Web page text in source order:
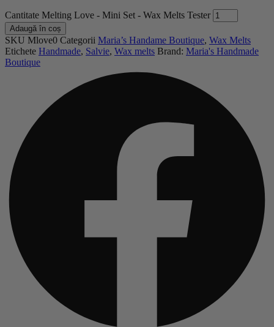
Cantitate Melting Love - Mini Set - Wax Melts Tester
Adaugă în coș
SKU Mlove0 Categorii Maria’s Handame Boutique, Wax Melts
Etichete Handmade, Salvie, Wax melts Brand: Maria's Handmade
Boutique